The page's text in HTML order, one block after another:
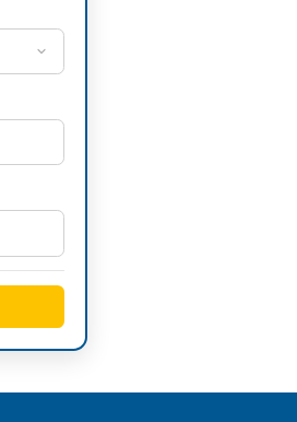
có thể kể đến: Cung Quảng
đến đài hoa sen. Đến nay,
tháp Chỉ Thiên...